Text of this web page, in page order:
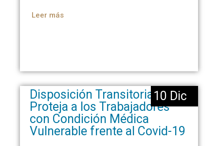
Leer más
Disposición Transitoria que
Proteja a los Trabajadores
con Condición Médica
Vulnerable frente al Covid-19
10 Dic